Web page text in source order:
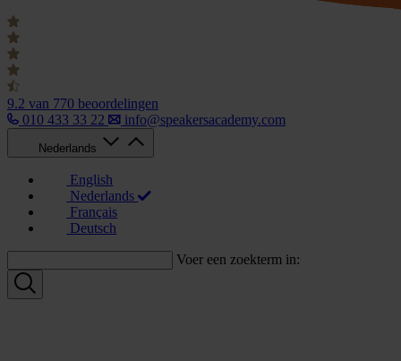
9.2 van 770 beoordelingen
010 433 33 22
info@speakersacademy.com
Nederlands
English
Nederlands
Français
Deutsch
Voer een zoekterm in: